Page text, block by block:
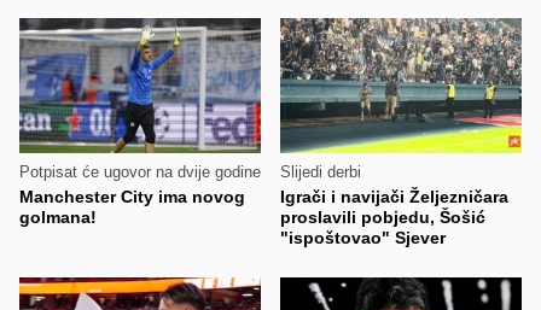
Potpisat će ugovor na dvije godine
Manchester City ima novog
golmana!
Slijedi derbi
Igrači i navijači Željezničara
proslavili pobjedu, Šošić
"ispoštovao" Sjever